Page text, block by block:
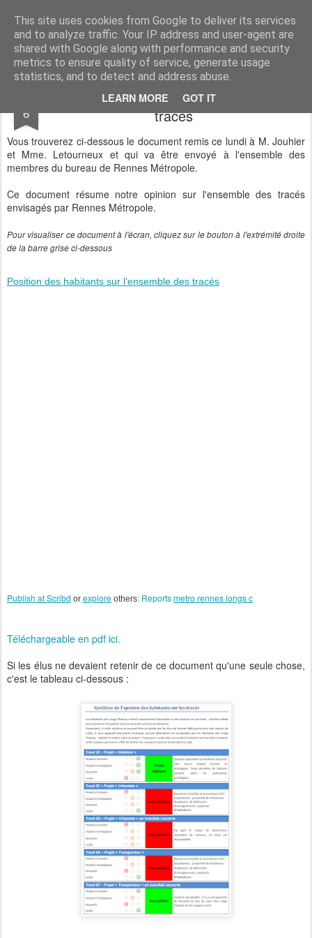
This site uses cookies from Google to deliver its services
and to analyze traffic. Your IP address and user-agent are
shared with Google along with performance and security
metrics to ensure quality of service, generate usage
statistics, and to detect and address abuse.
LEARN MORE GOT IT
Sauvons les Longs Champs ! Les habitants des Longs Champs sont pour le métro, mais veulent que celui-ci s'insère de manière respectueuse de leur environnement.
6
Position des habitants sur l’ensemble des
tracés
Vous trouverez ci-dessous le document remis ce lundi à M. Jouhier
et Mme. Letourneux et qui va être envoyé à l'ensemble des
membres du bureau de Rennes Métropole.
Ce document résume notre opinion sur l'ensemble des tracés
envisagés par Rennes Métropole.
Pour visualiser ce document à l'écran, cliquez sur le bouton à l'extrémité droite
de la barre grise ci-dessous
Position des habitants sur l’ensemble des tracés
Publish at Scribd or explore others: Reportsmetro rennes longs c
Téléchargeable en pdf ici.
Si les élus ne devaient retenir de ce document qu'une seule chose,
c'est le tableau ci-dessous :